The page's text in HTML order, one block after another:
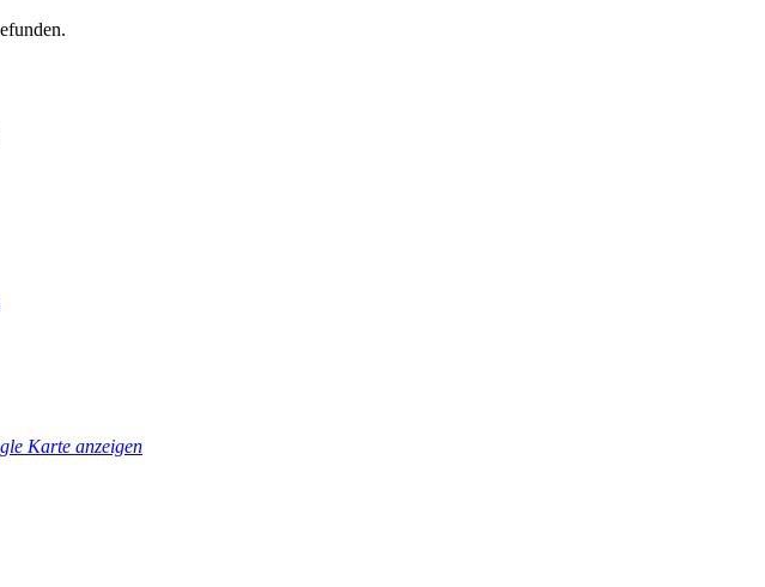
Karte anzeigen